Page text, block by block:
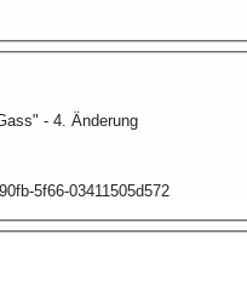
- 4. Änderung
5f66-03411505d572